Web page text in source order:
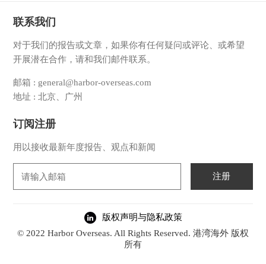
联系我们
对于我们的报告或文章，如果你有任何疑问或评论、或希望
开展潜在合作，请和我们邮件联系。
邮箱 : general@harbor-overseas.com
地址 : 北京、广州
订阅注册
用以接收最新年度报告、观点和新闻
注册
版权声明与隐私政策
© 2022 Harbor Overseas. All Rights Reserved. 港湾海外 版权
所有